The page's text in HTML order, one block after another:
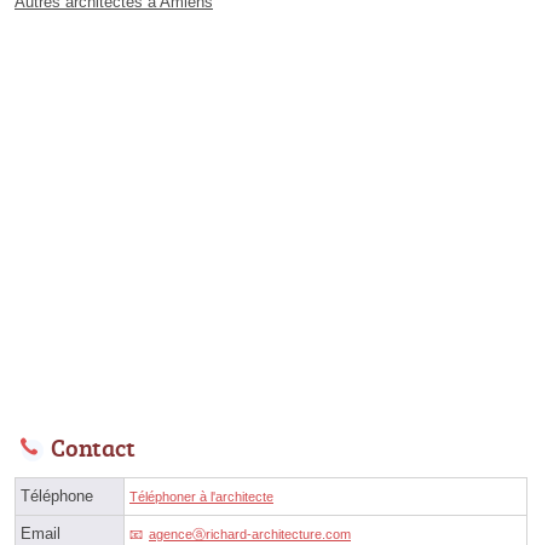
Contact
Téléphone Téléphoner à l'architecte
Email agenceⓐrichard-architecture.com